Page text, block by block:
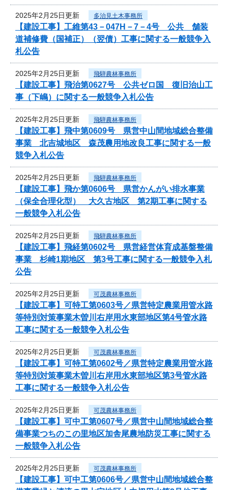
2025年2月25日更新 多治見土木事務所
【建設工事】工維第43－047H－7－4号 公共 舗装
道補修費（国補正）（翌債）工事に関する一般競争入
札公告
2025年2月25日更新 飛騨農林事務所
【建設工事】飛治第0627号 公共ゼロ国 復旧治山工
事（下嶋）に関する一般競争入札公告
2025年2月25日更新 飛騨農林事務所
【建設工事】飛中第0609号 県営中山間地域総合整備
事業 北吉城地区 森茂農用地改良工事に関する一般
競争入札公告
2025年2月25日更新 飛騨農林事務所
【建設工事】飛か第0606号 県営かんがい排水事業
（保全合理化型） 大久古地区 第2期工事に関する
一般競争入札公告
2025年2月25日更新 飛騨農林事務所
【建設工事】飛経第0602号 県営経営体育成基盤整備
事業 杉崎1期地区 第3号工事に関する一般競争入札
公告
2025年2月25日更新 可茂農林事務所
【建設工事】可特工第0603号／県営特定農業用管水路
等特別対策事業木曽川右岸用水東部地区第4号管水路
工事に関する一般競争入札公告
2025年2月25日更新 可茂農林事務所
【建設工事】可特工第0602号／県営特定農業用管水路
等特別対策事業木曽川右岸用水東部地区第3号管水路
工事に関する一般競争入札公告
2025年2月25日更新 可茂農林事務所
【建設工事】可中工第0607号／県営中山間地域総合整
備事業つちのこの里地区加舎尾農地防災工事に関する
一般競争入札公告
2025年2月25日更新 可茂農林事務所
【建設工事】可中工第0606号／県営中山間地域総合整